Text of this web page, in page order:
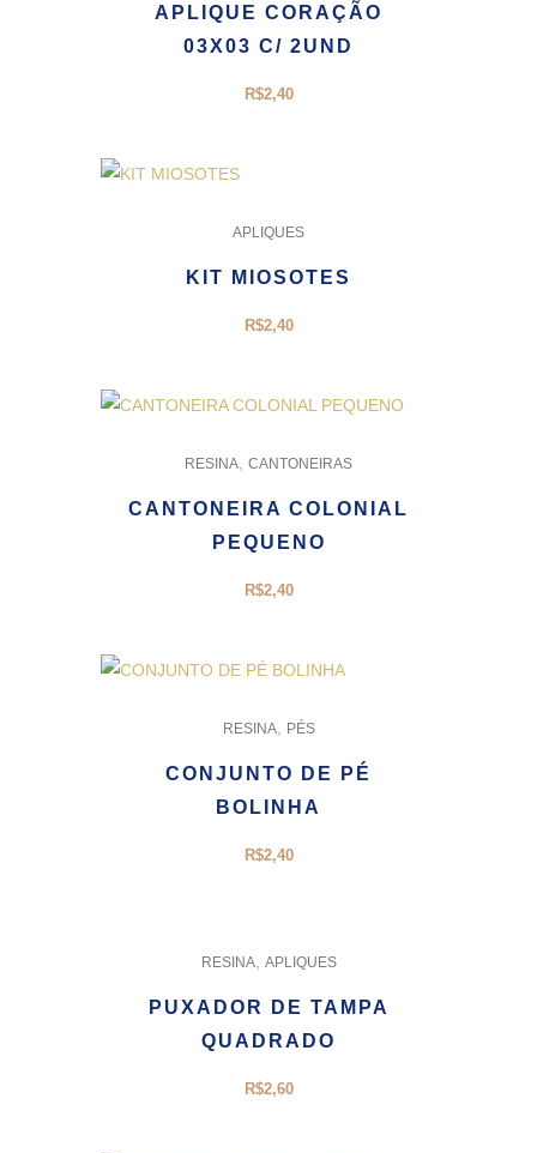
APLIQUE CORAÇÃO
03X03 C/ 2UND
R$2,40
APLIQUES
KIT MIOSOTES
R$2,40
RESINA CANTONEIRAS
CANTONEIRA COLONIAL
PEQUENO
R$2,40
RESINA, PÉS
CONJUNTO DE PÉ
BOLINHA
R$2,40
RESINA, APLIQUES
PUXADOR DE TAMPA
QUADRADO
R$2,60